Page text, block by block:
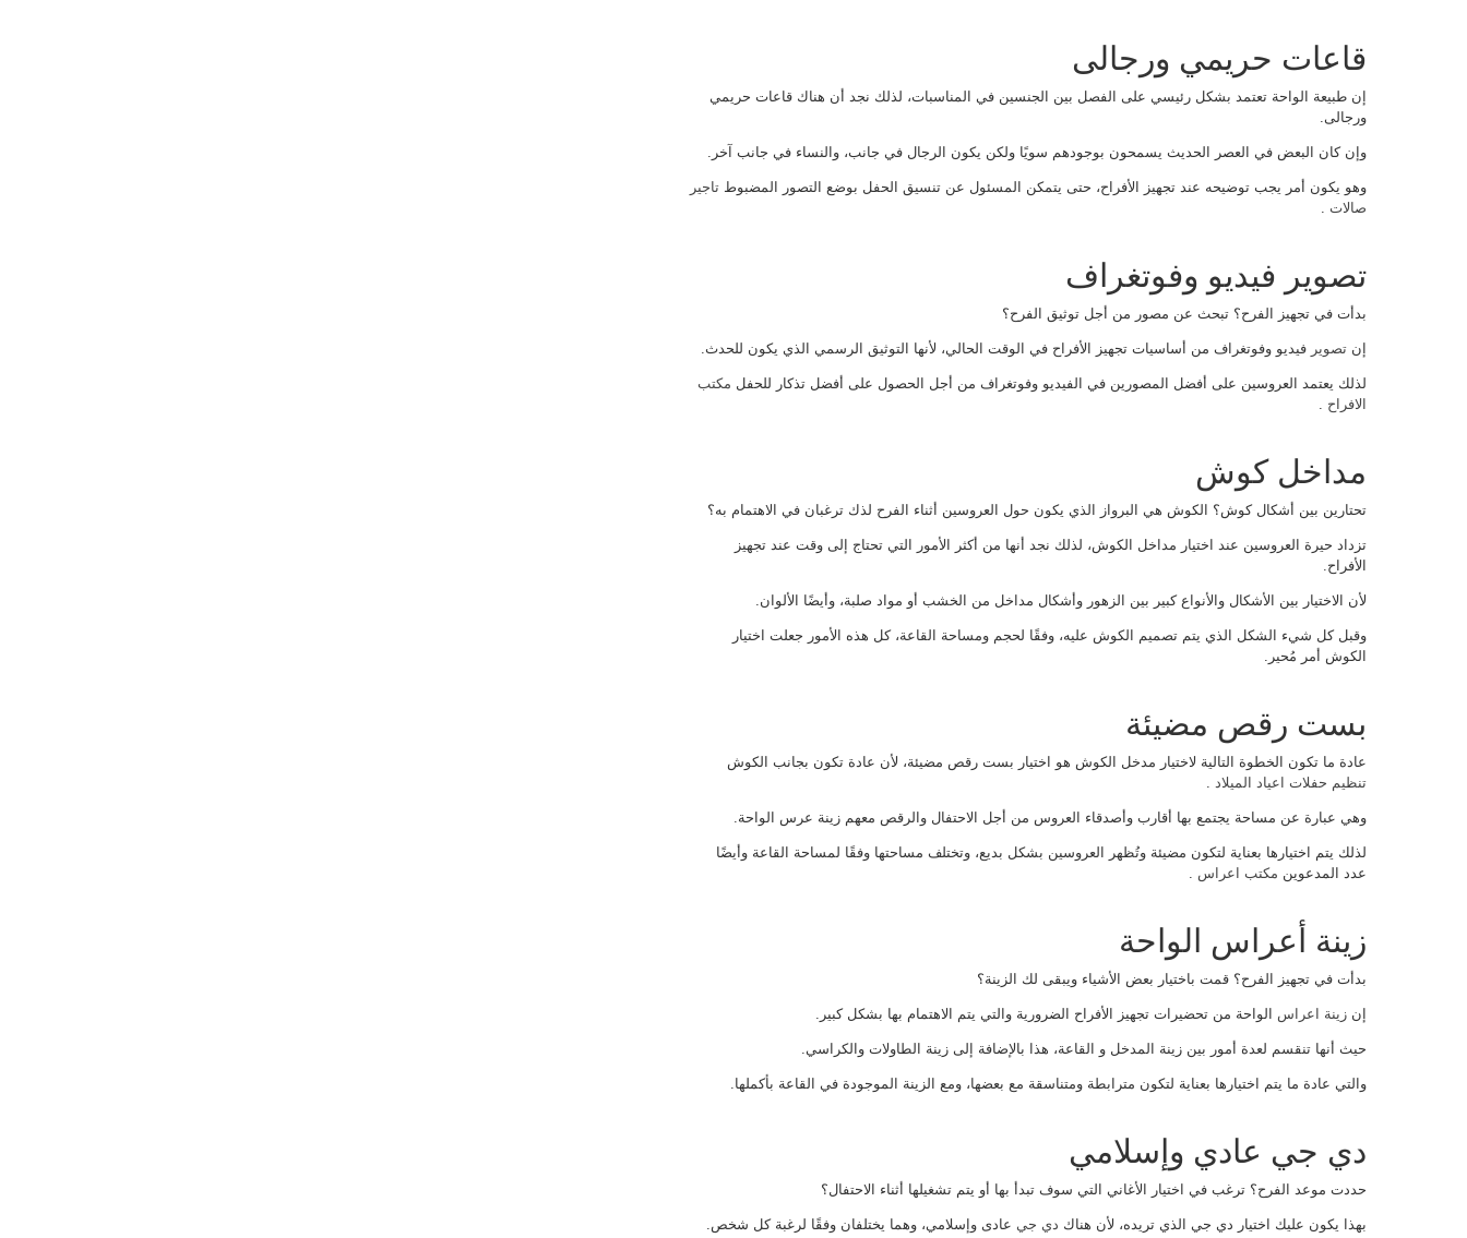
قاعات حريمي ورجالى
إن طبيعة الواحة تعتمد بشكل رئيسي على الفصل بين الجنسين في المناسبات، لذلك نجد أن هناك قاعات حريمي
ورجالى.
وإن كان البعض في العصر الحديث يسمحون بوجودهم سويًا ولكن يكون الرجال في جانب، والنساء في جانب آخر.
وهو يكون أمر يجب توضيحه عند تجهيز الأفراح، حتى يتمكن المسئول عن تنسيق الحفل بوضع التصور المضبوط تاجير
صالات
تصوير فيديو وفوتغراف
بدأت في تجهيز الفرح؟ تبحث عن مصور من أجل توثيق الفرح؟
إن تصوير فيديو وفوتغراف من أساسيات تجهيز الأفراح في الوقت الحالي، لأنها التوثيق الرسمي الذي يكون للحدث.
لذلك يعتمد العروسين على أفضل المصورين في الفيديو وفوتغراف من أجل الحصول على أفضل تذكار للحفل مكتب
الافراح
مداخل كوش
تحتارين بين أشكال كوش؟ الكوش هي البرواز الذي يكون حول العروسين أثناء الفرح لذك ترغبان في الاهتمام به؟
تزداد حيرة العروسين عند اختيار مداخل الكوش، لذلك نجد أنها من أكثر الأمور التي تحتاج إلى وقت عند تجهيز
الأفراح.
لأن الاختيار بين الأشكال والأنواع كبير بين الزهور وأشكال مداخل من الخشب أو مواد صلبة، وأيضًا الألوان.
وقبل كل شيء الشكل الذي يتم تصميم الكوش عليه، وفقًا لحجم ومساحة القاعة، كل هذه الأمور جعلت اختيار
الكوش أمر مُحير.
بست رقص مضيئة
عادة ما تكون الخطوة التالية لاختيار مدخل الكوش هو اختيار بست رقص مضيئة، لأن عادة تكون بجانب الكوش
تنظيم حفلات اعياد الميلاد
وهي عبارة عن مساحة يجتمع بها أقارب وأصدقاء العروس من أجل الاحتفال والرقص معهم زينة عرس الواحة.
لذلك يتم اختيارها بعناية لتكون مضيئة وتُظهر العروسين بشكل بديع، وتختلف مساحتها وفقًا لمساحة القاعة وأيضًا
عدد المدعوين مكتب اعراس
زينة أعراس الواحة
بدأت في تجهيز الفرح؟ قمت باختيار بعض الأشياء ويبقى لك الزينة؟
إن زينة اعراس الواحة من تحضيرات تجهيز الأفراح الضرورية والتي يتم الاهتمام بها بشكل كبير.
حيث أنها تنقسم لعدة أمور بين زينة المدخل و القاعة، هذا بالإضافة إلى زينة الطاولات والكراسي.
والتي عادة ما يتم اختيارها بعناية لتكون مترابطة ومتناسقة مع بعضها، ومع الزينة الموجودة في القاعة بأكملها.
دي جي عادي وإسلامي
حددت موعد الفرح؟ ترغب في اختيار الأغاني التي سوف تبدأ بها أو يتم تشغيلها أثناء الاحتفال؟
بهذا يكون عليك اختيار دي جي الذي تريده، لأن هناك دي جي عادى وإسلامي، وهما يختلفان وفقًا لرغبة كل شخص.